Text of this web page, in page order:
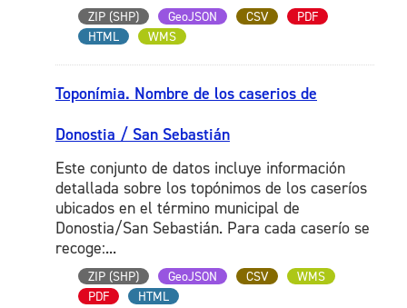
ZIP (SHP) GeoJSON CSV
PDF
HTML
WMS
Toponímia. Nombre de los caserios de
Donostia / San Sebastián
Este conjunto de datos incluye información
detallada sobre los topónimos de los caseríos
ubicados en el término municipal de
Donostia/San Sebastián. Para cada caserío se
recoge:...
ZIP (SHP) GeoJSON CSV
WMS
PDF
HTML